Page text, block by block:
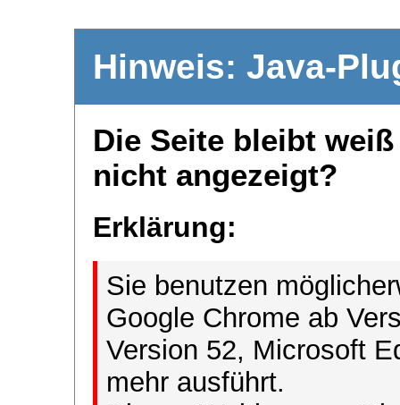
Hinweis: Java-
Die Seite bleibt
nicht angezeigt?
Erklärung:
Sie benutzen
Google Chrome ab
Version 52, Microsoft
mehr ausführt.